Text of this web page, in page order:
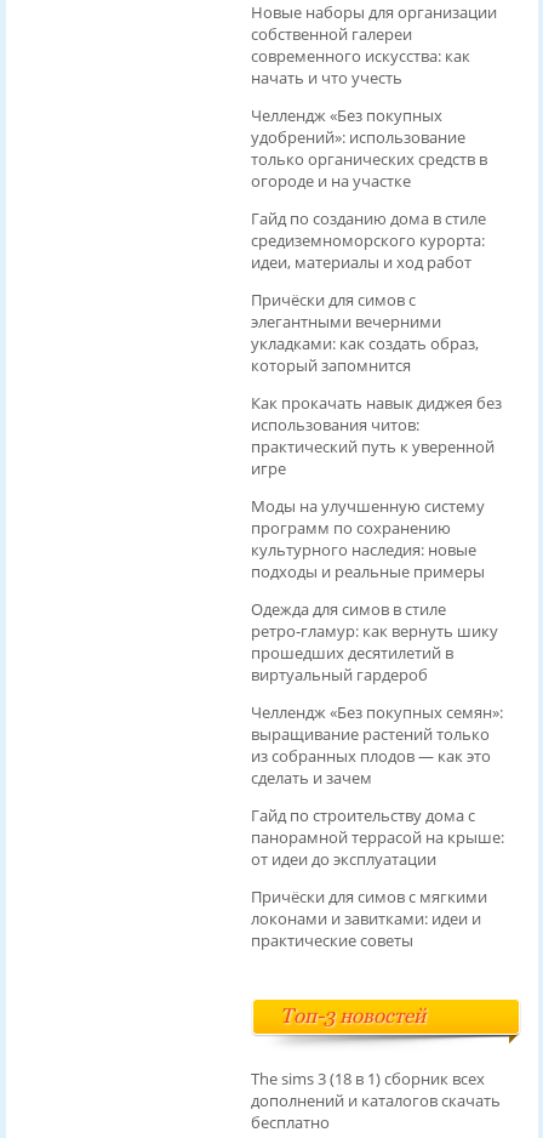
Новые наборы для организации
собственной галереи
современного искусства: как
начать и что учесть
Челлендж «Без покупных
удобрений»: использование
только органических средств в
огороде и на участке
Гайд по созданию дома в стиле
средиземноморского курорта:
идеи, материалы и ход работ
Причёски для симов с
элегантными вечерними
укладками: как создать образ,
который запомнится
Как прокачать навык диджея без
использования читов:
практический путь к уверенной
игре
Моды на улучшенную систему
программ по сохранению
культурного наследия: новые
подходы и реальные примеры
Одежда для симов в стиле
ретро‑гламур: как вернуть шику
прошедших десятилетий в
виртуальный гардероб
Челлендж «Без покупных семян»:
выращивание растений только
из собранных плодов — как это
сделать и зачем
Гайд по строительству дома с
панорамной террасой на крыше:
от идеи до эксплуатации
Причёски для симов с мягкими
локонами и завитками: идеи и
практические советы
Топ-3 новостей
The sims 3 (18 в 1) сборник всех
дополнений и каталогов скачать
бесплатно